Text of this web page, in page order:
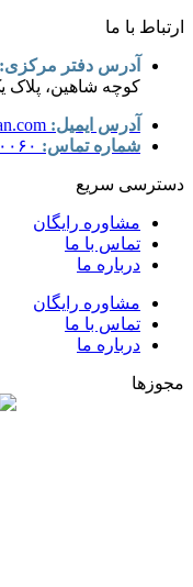
ارتباط با ما
آدرس دفتر مرکزی:
کوچه شاهین، پلاک
آدرس ایمیل:
شماره تماس:
دسترسی سریع
مشاوره رایگان
تماس با ما
درباره ما
مشاوره رایگان
تماس با ما
درباره ما
مجوزها